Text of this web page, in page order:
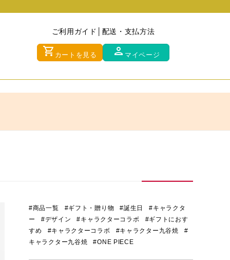
ご利用ガイド 配送・支払方法
shopping_cart カートを見る person マイページ
#商品一覧 #ギフト・贈り物 #誕生日
#キャラクタ
ー
#デザイン #キャラクターコラボ
#ギフトにおす
すめ
#キャラクターコラボ #キャラクター九谷焼
#
キャラクター九谷焼
#ONE PIECE